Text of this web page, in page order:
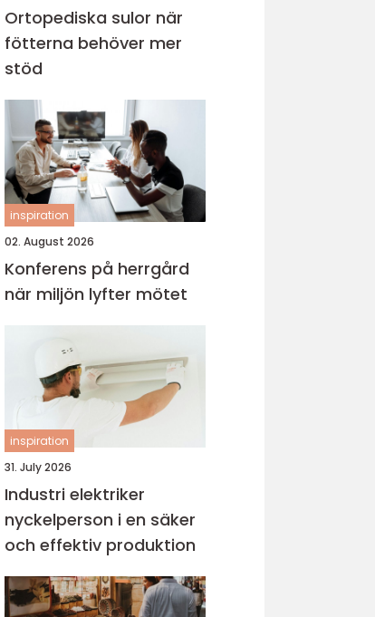
Ortopediska sulor när
fötterna behöver mer
stöd
inspiration
02. August 2026
Konferens på herrgård
när miljön lyfter mötet
inspiration
31. July 2026
Industri elektriker
nyckelperson i en säker
och effektiv produktion